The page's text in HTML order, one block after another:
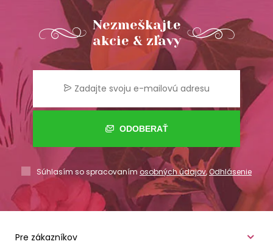
Nezmeškajte
akcie & zľavy
ODOBERAŤ
Súhlasím so spracovaním osobných údajov,Odhlásenie
Pre zákazníkov